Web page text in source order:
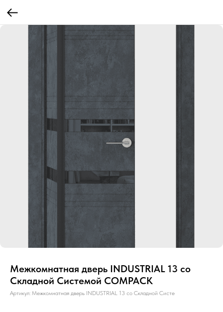
Межкомнатная дверь INDUSTRIAL 13 со
Складной Системой COMPACK
Артикул: Межкомнатная дверь INDUSTRIAL 13 со Складной Систе